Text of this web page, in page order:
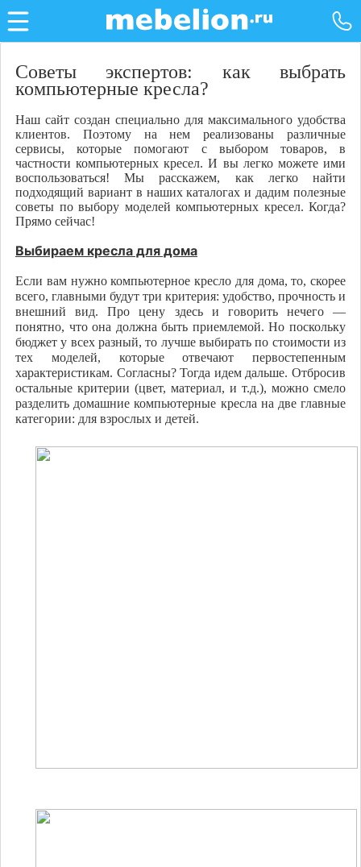
Cоветы экспертов: как выбрать
компьютерные кресла?
Наш сайт создан специально для максимального удобства
клиентов. Поэтому на нем реализованы различные
сервисы, которые помогают с выбором товаров, в
частности компьютерных кресел. И вы легко можете ими
воспользоваться! Мы расскажем, как легко найти
подходящий вариант в наших каталогах и дадим полезные
советы по выбору моделей компьютерных кресел. Когда?
Прямо сейчас!
Выбираем кресла для дома
Если вам нужно компьютерное кресло для дома, то, скорее
всего, главными будут три критерия: удобство, прочность и
внешний вид. Про цену здесь и говорить нечего —
понятно, что она должна быть приемлемой. Но поскольку
бюджет у всех разный, то лучше выбирать по стоимости из
тех моделей, которые отвечают первостепенным
характеристикам. Согласны? Тогда идем дальше. Отбросив
остальные критерии (цвет, материал, и т.д.), можно смело
разделить домашние компьютерные кресла на две главные
категории: для взрослых и детей.